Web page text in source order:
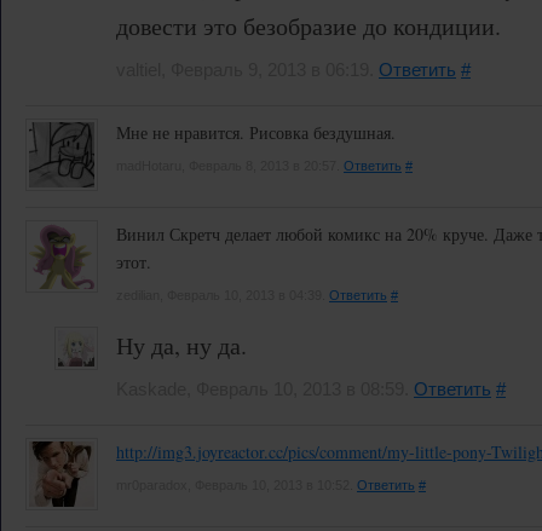
довести это безобразие до кондиции.
Ответить #
Мне не нравится. Рисовка бездушная.
Ответить #
Винил Скретч делает любой комикс на 20% круче. Даже
этот.
Ответить #
Ну да, ну да.
Ответить #
http://img3.joyreactor.cc/pics/comment/my-little-pony-
Ответить #